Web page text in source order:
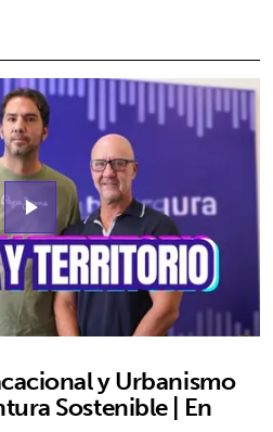
play_arrow
y Urbanismo
Sostenible | En